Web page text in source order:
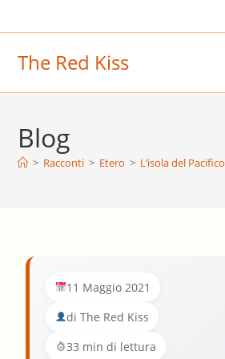
al
The Red Kiss
Blog
> Racconti > Etero > L’isola del Pacifico
11 Maggio 2021
di The Red Kiss
33 min di lettura